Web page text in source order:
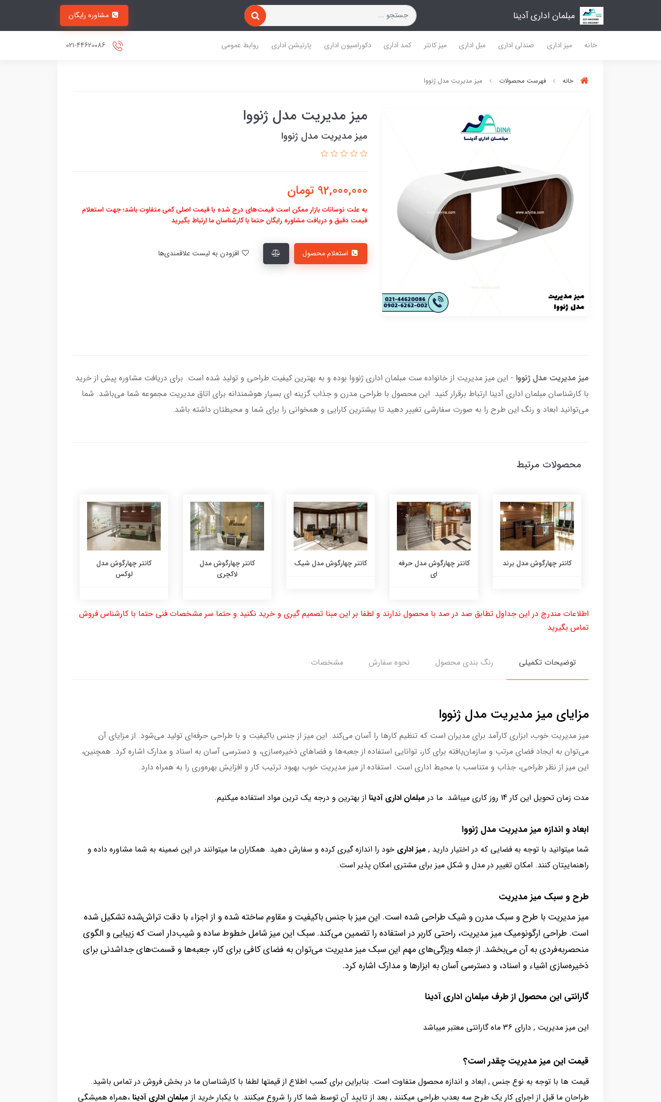
مبلمان اداری آدینا
خانه میز اداری صندلی اداری مبل اداری میز کانتر کمد اداری دکوراسیون اداری پارتیشن اداری روابط عمومی
خانه فهرست محصولات میز مدیریت مدل ژنووا
میز مدیریت مدل ژنووا
میز مدیریت مدل ژنووا
92,000,000 تومان
به علت نوسانات بازار ممکن است قیمت‌های درج شده با قیمت اصلی کمی متفاوت باشد؛ جهت استعلام
قیمت دقیق و دریافت مشاوره رایگان حتما با کارشناسان ما ارتباط بگیرید
میز مدیریت مدل ژنووا - این میز مدیریت از خانواده ست مبلمان اداری ژنووا بوده و به بهترین کیفیت طراحی و تولید شده است. برای دریافت مشاوره پیش از خرید
با کارشناسان مبلمان اداری آدینا ارتباط برقرار کنید. این محصول با طراحی مدرن و جذاب گزینه ای بسیار هوشمندانه برای اتاق مدیریت مجموعه شما می‌باشد. شما
می‌توانید ابعاد و رنگ این طرح را به صورت سفارشی تغییر دهید تا بیشترین کارایی و همخوانی را برای شما و محیطتان داشته باشد.
محصولات مرتبط
کانتر چهارگوش مدل برند
کانتر چهارگوش مدل حرفه
ای
کانتر چهارگوش مدل شیک
کانتر چهارگوش مدل
لاکچری
کانتر چهارگوش مدل
لوکس
اطلاعات مندرج در این جداول تطابق صد در صد با محصول ندارند و لطفا بر این مبنا تصمیم گیری و خرید نکنید و حتما سر مشخصات فنی حتما با کارشناس فروش
تماس بگیرید
توضیحات تکمیلی رنگ بندی محصول نحوه سفارش مشخصات
مزایای میز مدیریت مدل ژنووا
میز مدیریت خوب، ابزاری کارآمد برای مدیران است که تنظیم کارها را آسان می‌کند. این میز از جنس باکیفیت و با طراحی حرفه‌ای تولید می‌شود. از مزایای آن
می‌توان به ایجاد فضای مرتب و سازمان‌یافته برای کار، توانایی استفاده از جعبه‌ها و فضاهای ذخیره‌سازی، و دسترسی آسان به اسناد و مدارک اشاره کرد. همچنین،
این میز از نظر طراحی، جذاب و متناسب با محیط اداری است. استفاده از میز مدیریت خوب بهبود ترتیب کار و افزایش بهره‌وری را به همراه دارد.
مدت زمان تحویل این کار 14 روز کاری میباشد. ما در مبلمان اداری آدینا از بهترین و درجه یک ترین مواد استفاده میکنیم.
ابعاد و اندازه میز مدیریت مدل ژنووا
شما میتوانید با توجه به فضایی که در اختیار دارید , میز اداری خود را اندازه گیری کرده و سفارش دهید. همکاران ما میتوانند در این ضمینه به شما مشاوره داده و
راهنماییتان کنند. امکان تغییر در مدل و شکل میز برای مشتری امکان پذیر است.
طرح و سبک میز مدیریت
میز مدیریت با طرح و سبک مدرن و شیک طراحی شده است. این میز با جنس باکیفیت و مقاوم ساخته شده و از اجزاء با دقت تراش‌شده تشکیل شده
است. طراحی ارگونومیک میز مدیریت، راحتی کاربر در استفاده را تضمین می‌کند. سبک این میز شامل خطوط ساده و شیب‌دار است که زیبایی و الگوی
منحصربه‌فردی به آن می‌بخشد. از جمله ویژگی‌های مهم این سبک میز مدیریت می‌توان به فضای کافی برای کار، جعبه‌ها و قسمت‌های جداشدنی برای
ذخیره‌سازی اشیاء و اسناد، و دسترسی آسان به ابزارها و مدارک اشاره کرد.
گارانتی این محصول از طرف مبلمان اداری آدینا
این میز مدیریت , دارای 36 ماه گارانتی معتبر میباشد
قیمت این میز مدیریت چقدر است؟
قیمت ها با توجه به نوع جنس , ابعاد و اندازه محصول متفاوت است. بنابراین برای کسب اطلاع از قیمتها لطفا با کارشناسان ما در بخش فروش در تماس باشید.
طراحان ما قبل از اجرای کار یک طرح سه بعدب طراحی میکنند , بعد از تایید آن توسط شما کار را شروع میکنند. با یکبار خرید از مبلمان اداری آدینا ،همراه همیشگی